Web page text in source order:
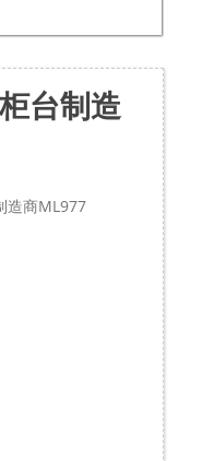
台制造
造商ML977